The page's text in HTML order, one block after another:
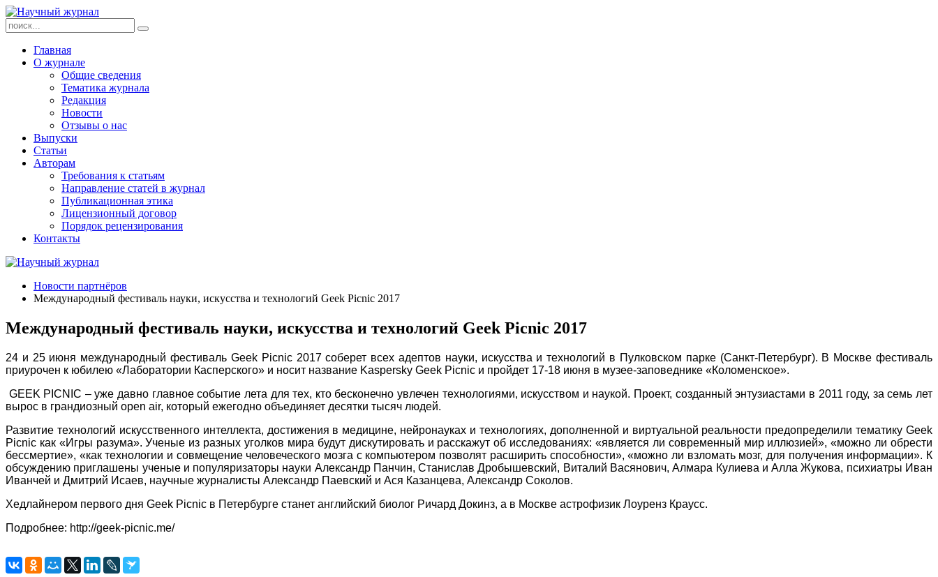
Главная
О журнале
Общие сведения
Тематика журнала
Редакция
Новости
Отзывы о нас
Выпуски
Статьи
Авторам
Требования к статьям
Направление статей в журнал
Публикационная этика
Лицензионный договор
Порядок рецензирования
Контакты
Новости партнёров
Международный фестиваль науки, искусства и технологий Geek Picnic 2017
Международный фестиваль науки, искусства и технологий Geek Picnic 2017
24 и 25 июня международный фестиваль Geek Picnic 2017 соберет всех адептов науки, искусства и технологий в Пулковском парке (Санкт-Петербург). В Москве фестиваль
приурочен к юбилею «Лаборатории Касперского» и носит название Kaspersky Geek Picnic и пройдет 17-18 июня в музее-заповеднике «Коломенское».
GEEK PICNIC – уже давно главное событие лета для тех, кто бесконечно увлечен технологиями, искусством и наукой. Проект, созданный энтузиастами в 2011 году, за семь лет
вырос в грандиозный open air, который ежегодно объединяет десятки тысяч людей.
Развитие технологий искусственного интеллекта, достижения в медицине, нейронауках и технологиях, дополненной и виртуальной реальности предопределили тематику Geek
Picnic как «Игры разума». Ученые из разных уголков мира будут дискутировать и расскажут об исследованиях: «является ли современный мир иллюзией», «можно ли обрести
бессмертие», «как технологии и совмещение человеческого мозга с компьютером позволят расширить способности», «можно ли взломать мозг, для получения информации». К
обсуждению приглашены ученые и популяризаторы науки Александр Панчин, Станислав Дробышевский, Виталий Васянович, Алмара Кулиева и Алла Жукова, психиатры Иван
Иванчей и Дмитрий Исаев, научные журналисты Александр Паевский и Ася Казанцева, Александр Соколов.
Хедлайнером первого дня Geek Picnic в Петербурге станет английский биолог Ричард Докинз, а в Москве астрофизик Лоуренз Краусс.
Подробнее: http://geek-picnic.me/